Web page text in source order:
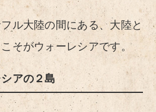
ル大陸の間にある、大陸と
そがウォーレシアです。
アの２島